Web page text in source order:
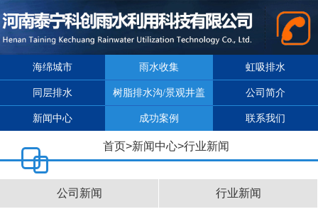
海绵城市 雨水收集 虹吸排水
同层排水 树脂排水沟/景观井盖 公司简介
新闻中心 成功案例 联系我们
首页>新闻中心>行业新闻
公司新闻 行业新闻